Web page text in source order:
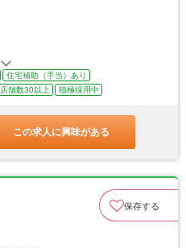
住宅補助（手当）あり
店舗数30以上 積極採用中
この求人に興味がある
保存する